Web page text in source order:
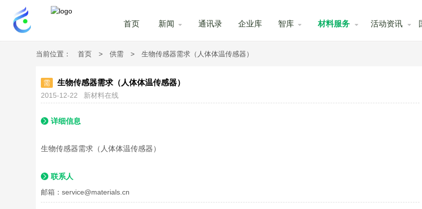
首页 新闻 通讯录 企业库 智库 材料服务 活动资讯
当前位置： 首页 > 供需 > 生物传感器需求（人体体温传感器）
需 生物传感器需求（人体体温传感器）
2015-12-22 新材料在线
详细信息
生物传感器需求（人体体温传感器）
联系人
邮箱： service@materials.cn